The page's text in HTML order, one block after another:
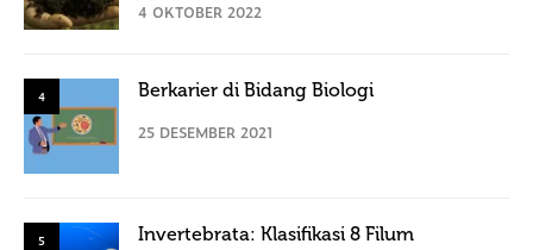
4 OKTOBER 2022
4 Berkarier di Bidang Biologi
25 DESEMBER 2021
5 Invertebrata: Klasifikasi 8 Filum